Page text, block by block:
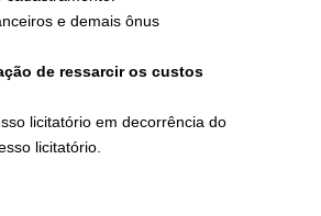
e demais ônus
de ressarcir os custos
licitatório em decorrência do
licitatório.